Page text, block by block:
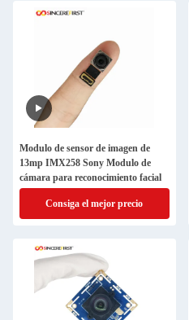
Modulo de sensor de imagen de
13mp IMX258 Sony Modulo de
cámara para reconocimiento facial
Consiga el mejor precio